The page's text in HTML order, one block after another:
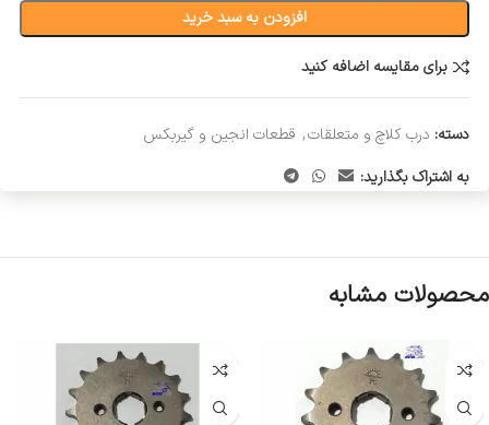
افزودن به سبد خرید
برای مقایسه اضافه کنید
دسته: درب کلاچ و متعلقات, قطعات انجین و گیربکس
به اشتراک بگذارید:
محصولات مشابه